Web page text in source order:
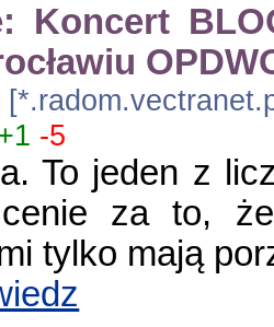
Koncert
-5
To jeden z
za to,
tylko mają